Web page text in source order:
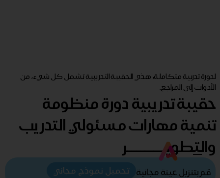
لدورة تدربية متكاملة، هذي الحقيبة التدريبية تشمل كل شيء، من
الأدوات إلى المراجع.
حقيبة تدريبية دورة منظومة
تنمية مهارات مسئولي التدريب
والتطويـــــــــر
قم بتنزيل عينة مجانية تحميل نموذج مجاني